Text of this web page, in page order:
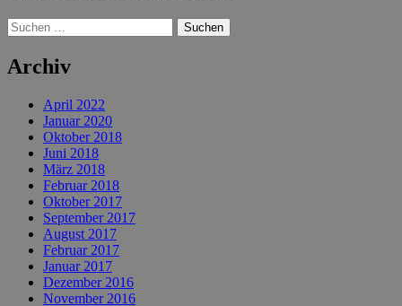
Suchen
nach:
Archiv
April 2022
Januar 2020
Oktober 2018
Juni 2018
März 2018
Februar 2018
Oktober 2017
September 2017
August 2017
Februar 2017
Januar 2017
Dezember 2016
November 2016